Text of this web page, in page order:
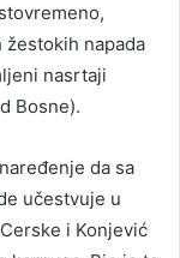
napada
nasrtaji
Bosne).
da sa
učestvuje u
i Konjević